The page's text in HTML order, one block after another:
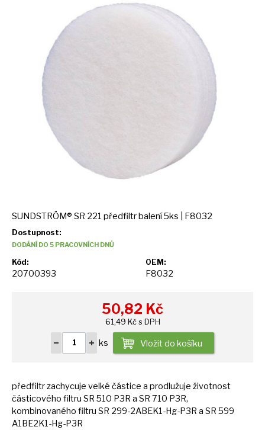
SUNDSTRÖM® SR 221 předfiltr balení 5ks | F8032
Dostupnost:
DODÁNÍ DO 5 PRACOVNÍCH DNŮ
Kód:
20700393
OEM:
F8032
50,82 Kč
61,49 Kč s DPH
ks Vložit do košíku
předfiltr zachycuje velké částice a prodlužuje životnost
částicového filtru SR 510 P3R a SR 710 P3R,
kombinovaného filtru SR 299-2ABEK1-Hg-P3R a SR 599
A1BE2K1-Hg-P3R